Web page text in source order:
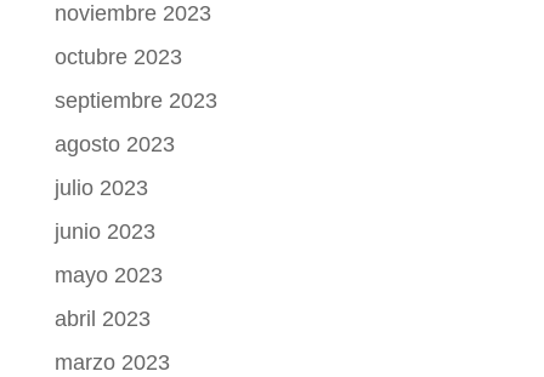
noviembre 2023
octubre 2023
septiembre 2023
agosto 2023
julio 2023
junio 2023
mayo 2023
abril 2023
marzo 2023